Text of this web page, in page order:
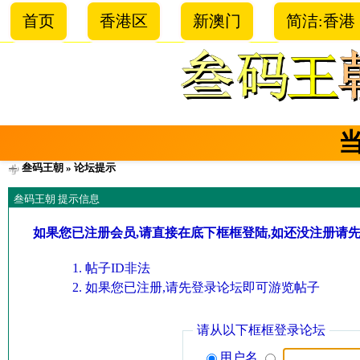
首页 香港区 新澳门 简洁:香港
叁码王朝 » 论坛提示
叁码王朝 提示信息
如果您已注册会员,请直接在底下框框登陆,如还没注册请
帖子ID非法
如果您已注册,请先登录论坛即可游览帖子
请从以下框框登录论坛
用户名